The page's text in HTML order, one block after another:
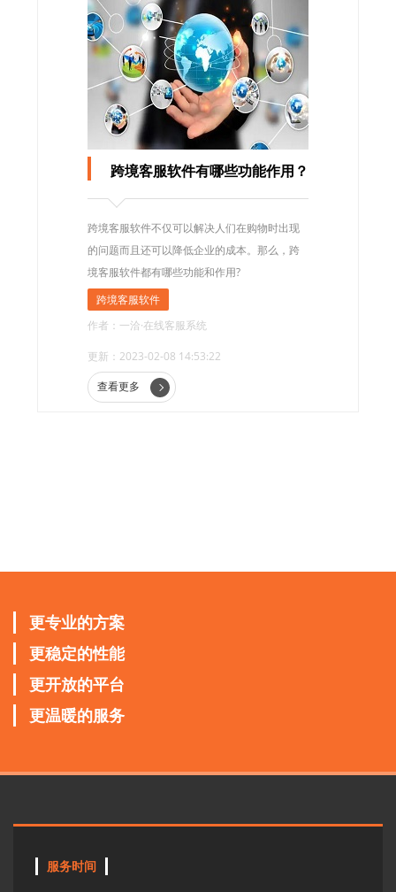
跨境客服软件有哪些功能作用？
跨境客服软件不仅可以解决人们在购物时出现
的问题而且还可以降低企业的成本。那么，跨
境客服软件都有哪些功能和作用?
跨境客服软件
作者：一洽·在线客服系统
更新：2023-02-08 14:53:22
查看更多
更专业的方案
更稳定的性能
更开放的平台
更温暖的服务
服务时间